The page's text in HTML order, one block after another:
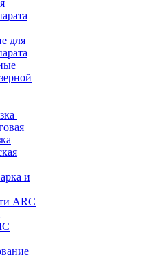
для
и
ARC